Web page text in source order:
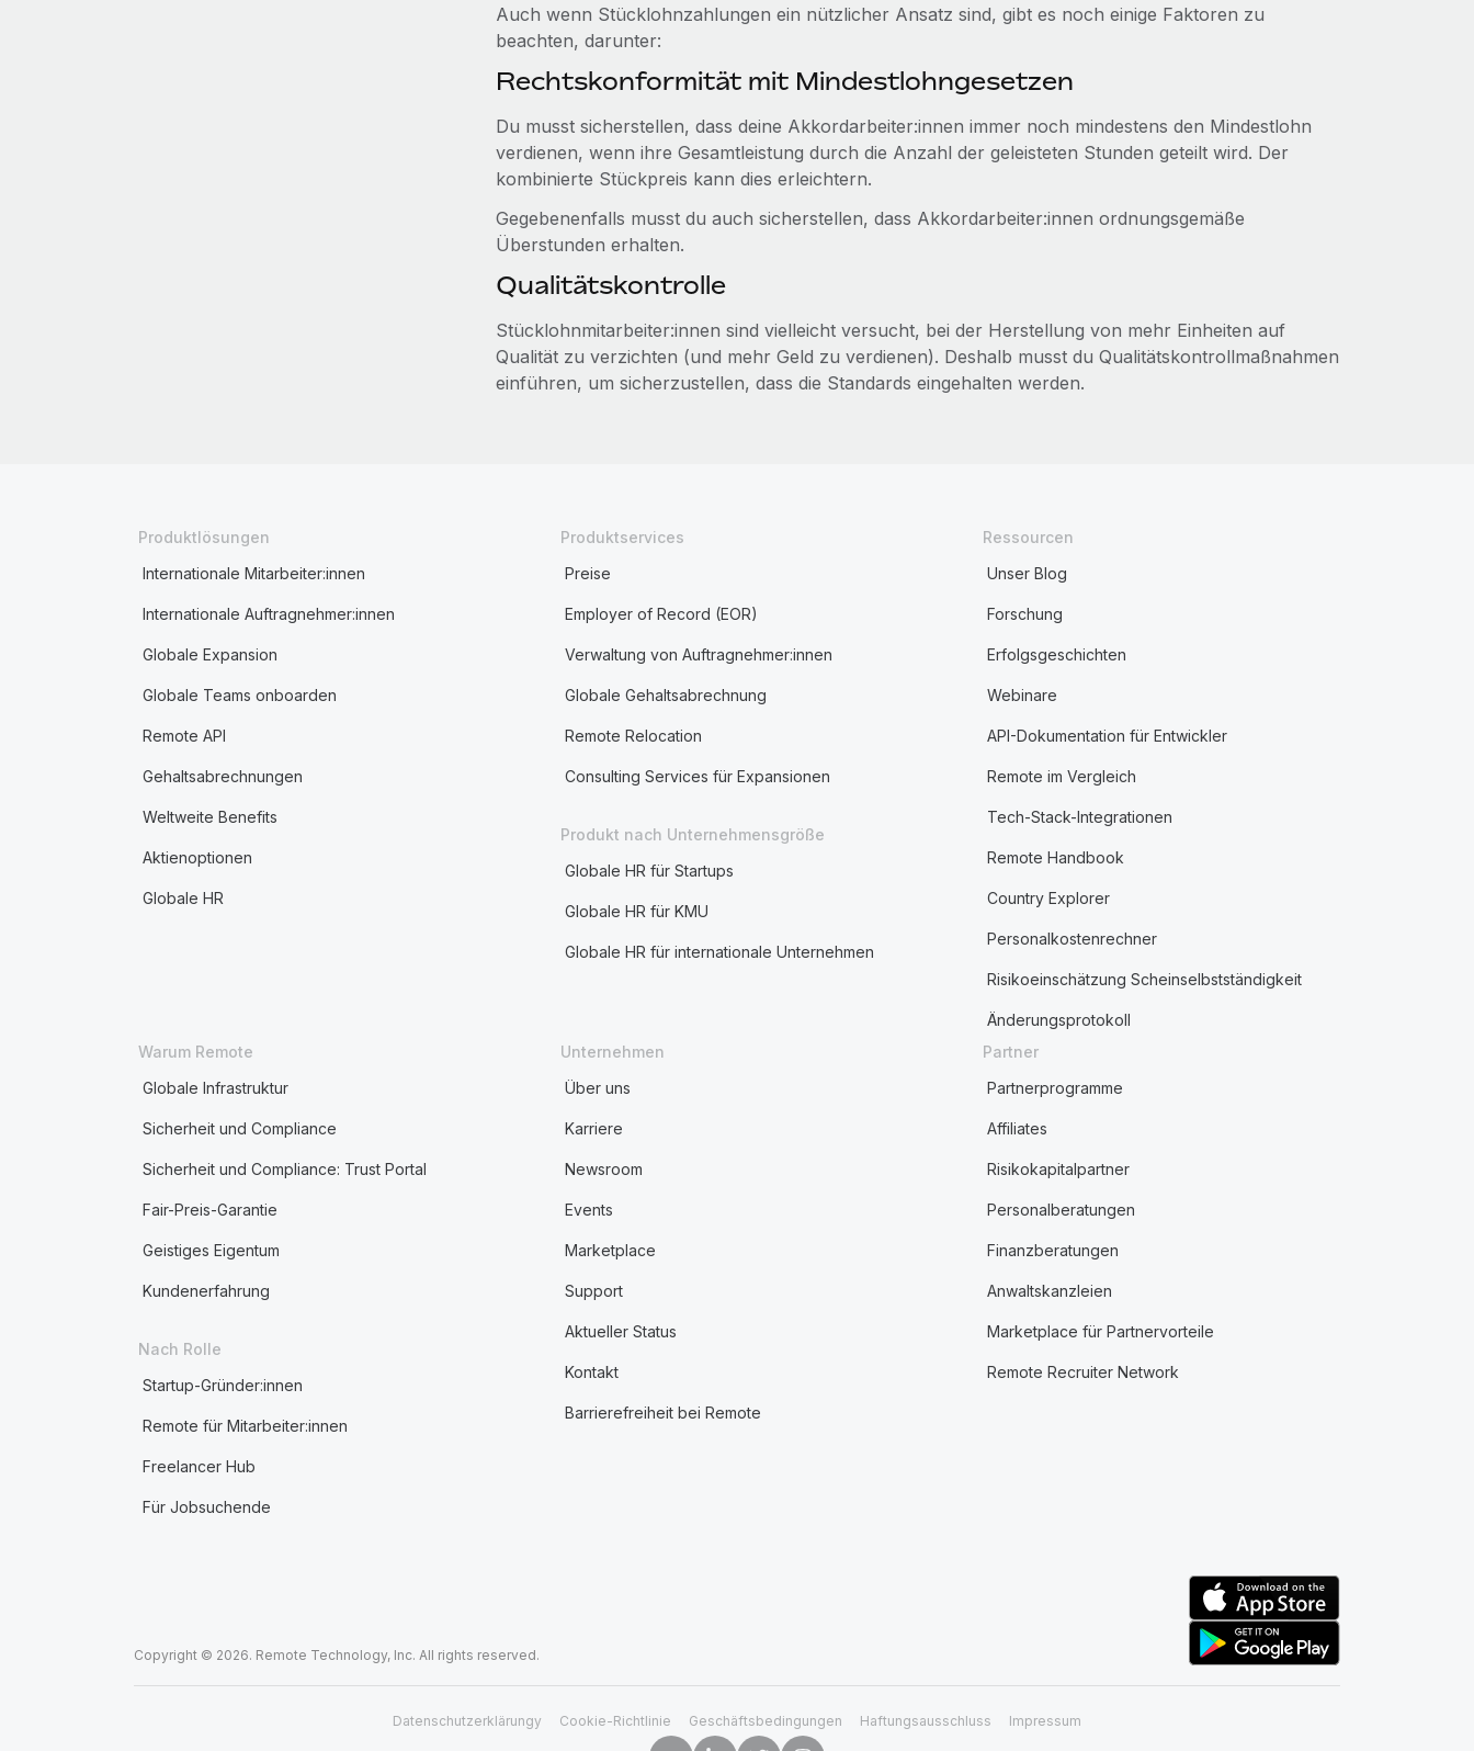
Auch wenn Stücklohnzahlungen ein nützlicher Ansatz sind, gibt es noch einige Faktoren zu
beachten, darunter:
Rechtskonformität mit Mindestlohngesetzen
Du musst sicherstellen, dass deine Akkordarbeiter:innen immer noch mindestens den Mindestlohn
verdienen, wenn ihre Gesamtleistung durch die Anzahl der geleisteten Stunden geteilt wird. Der
kombinierte Stückpreis kann dies erleichtern.
Gegebenenfalls musst du auch sicherstellen, dass Akkordarbeiter:innen ordnungsgemäße
Überstunden erhalten.
Qualitätskontrolle
Stücklohnmitarbeiter:innen sind vielleicht versucht, bei der Herstellung von mehr Einheiten auf
Qualität zu verzichten (und mehr Geld zu verdienen). Deshalb musst du Qualitätskontrollmaßnahmen
einführen, um sicherzustellen, dass die Standards eingehalten werden.
Produktlösungen
Internationale Mitarbeiter:innen
Internationale Auftragnehmer:innen
Globale Expansion
Globale Teams onboarden
Remote API
Gehaltsabrechnungen
Weltweite Benefits
Aktienoptionen
Globale HR
Produktservices
Preise
Employer of Record (EOR)
Verwaltung von Auftragnehmer:innen
Globale Gehaltsabrechnung
Remote Relocation
Consulting Services für Expansionen
Produkt nach Unternehmensgröße
Globale HR für Startups
Globale HR für KMU
Globale HR für internationale Unternehmen
Ressourcen
Unser Blog
Forschung
Erfolgsgeschichten
Webinare
API-Dokumentation für Entwickler
Remote im Vergleich
Tech-Stack-Integrationen
Remote Handbook
Country Explorer
Personalkostenrechner
Risikoeinschätzung Scheinselbstständigkeit
Änderungsprotokoll
Warum Remote
Globale Infrastruktur
Sicherheit und Compliance
Sicherheit und Compliance: Trust Portal
Fair-Preis-Garantie
Geistiges Eigentum
Kundenerfahrung
Nach Rolle
Startup-Gründer:innen
Remote für Mitarbeiter:innen
Freelancer Hub
Für Jobsuchende
Unternehmen
Über uns
Karriere
Newsroom
Events
Marketplace
Support
Aktueller Status
Kontakt
Barrierefreiheit bei Remote
Partner
Partnerprogramme
Affiliates
Risikokapitalpartner
Personalberatungen
Finanzberatungen
Anwaltskanzleien
Marketplace für Partnervorteile
Remote Recruiter Network
Copyright © 2026. Remote Technology, Inc. All rights reserved.
Datenschutzerklärungy Cookie-Richtlinie Geschäftsbedingungen Haftungsausschluss Impressum